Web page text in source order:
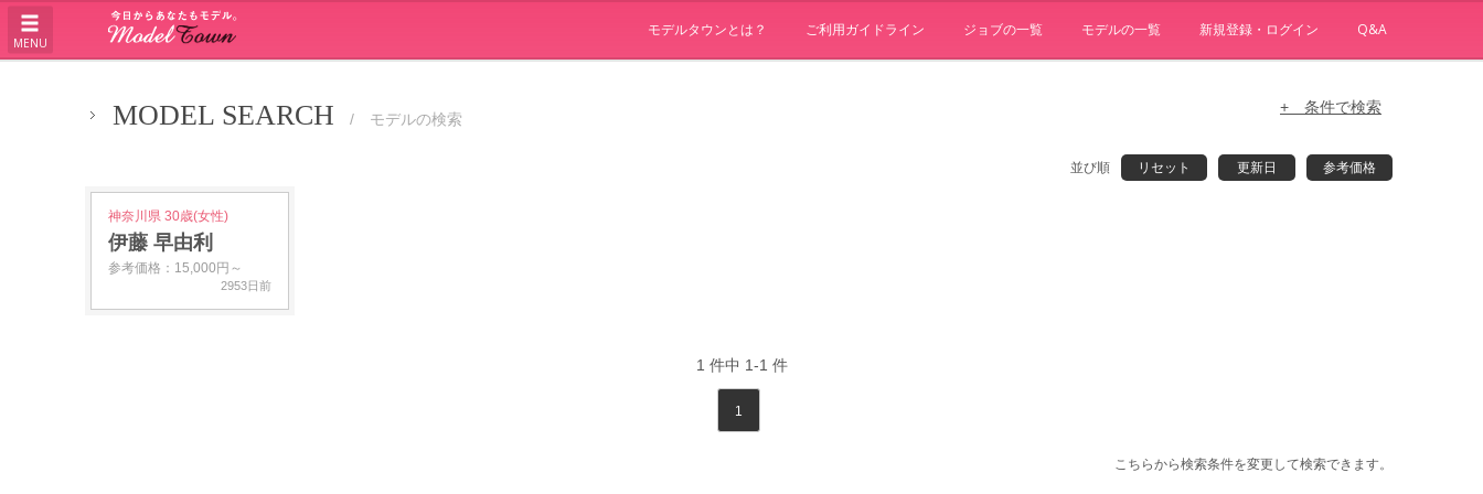
MENU
モデルタウンとは？ ご利用ガイドライン ジョブの一覧 モデルの一覧 新規登録・ログイン Q&A
MODEL SEARCH / モデルの検索
+ 条件で検索
並び順 リセット 更新日 参考価格
神奈川県 30歳(女性)
伊藤 早由利
参考価格：15,000円～
2953日前
1 件中 1-1 件
1
こちらから検索条件を変更して検索できます。